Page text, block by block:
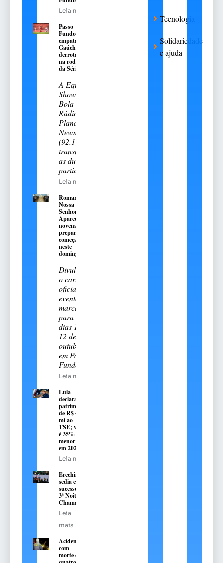
Leia mais
Passo
Fundo
empata e
Gaúcho é
derrotado
na rodada
da Série A-2
A Equipe
Show de
Bola da
Rádio
Planalto
News
(92.1)
transmitiu
as duas
partidas
Leia mais
Romaria de
Nossa
Senhora
Aparecida:
novena
preparatória
começa
neste
domingo, 9
Divulgado
o cartal
oficial do
evento
marcado
para os
dias 11 e
12 de
outubro
em Passo
Fundo
Leia mais
Lula
declara
patrimônio
de R$ 4,7
mi ao
TSE; valor
é 35%
menor que
em 2022
Leia mais
Erechim
sedia com
sucesso a
3ª Noite
Chamamé
Leia
mais
Acidente
com
morte e
Tecnologia
Solidariedade
e ajuda